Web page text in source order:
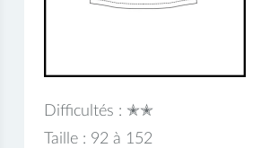
Difficultés : ✭✭
Taille : 92 à 152